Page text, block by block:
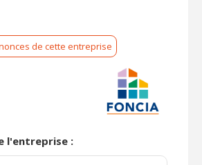
de cette entreprise
l'entreprise :